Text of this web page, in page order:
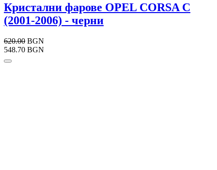
Кристални фарове OPEL CORSA C
(2001-2006) - черни
620.00 BGN
548.70 BGN